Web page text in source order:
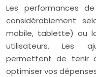
Les performances
considérablement
mobile, tablette) ou
utilisateurs. Les
permettent de tenir
optimiser vos